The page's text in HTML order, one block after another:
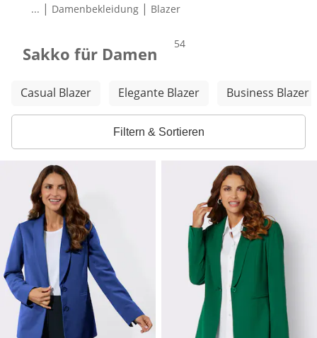
... | Damenbekleidung | Blazer
Sakko für Damen Produkte
54
Weitere Kategorien überspringen
Casual Blazer Elegante Blazer Business Blazer
Filtern & Sortieren